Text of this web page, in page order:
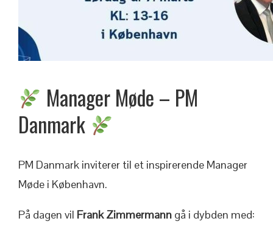
Manager Møde – PM
Danmark
PM Danmark inviterer til et inspirerende Manager
Møde i København.
På dagen vil Frank Zimmermanngå i dybden med: